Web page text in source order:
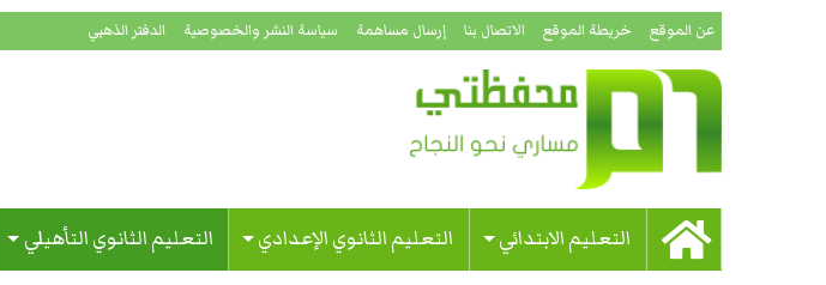
عن الموقع خريطة الموقع الاتصال بنا إرسال مساهمة سياسة النشر والخصوصية الدفتر الذهبي
التعليم الابتدائي التعليم الثانوي الإعدادي التعليم الثانوي التأهيلي